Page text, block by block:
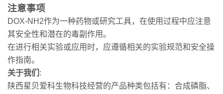
注意事项
DOX-NH2作为一种药物或研究工具，在使用过程中应注意
其安全性和潜在的毒副作用。
在进行相关实验或应用时，应遵循相关的实验规范和安全操
作指南。
关于我们 :
陕西星贝爱科生物科技经营的产品种类包括有：合成磷脂、